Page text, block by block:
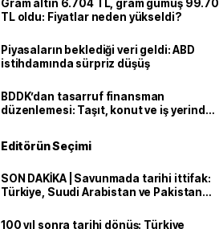
Gram altın 6.704 TL, gram gümüş 99.70
TL oldu: Fiyatlar neden yükseldi?
Piyasaların beklediği veri geldi: ABD
istihdamında sürpriz düşüş
BDDK’dan tasarruf finansman
düzenlemesi: Taşıt, konut ve iş yerinde
Editörün Seçimi
SON DAKİKA | Savunmada tarihi ittifak:
Türkiye, Suudi Arabistan ve Pakistan
100 yıl sonra tarihi dönüş: Türkiye